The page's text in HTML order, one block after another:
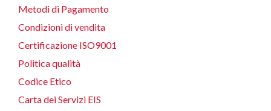
Metodi di Pagamento
Condizioni di vendita
Certificazione ISO9001
Politica qualità
Codice Etico
Carta dei Servizi EIS